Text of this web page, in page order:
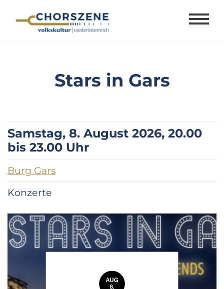
Stars in Gars
Samstag, 8. August 2026, 20.00
bis 23.00 Uhr
Burg Gars
Konzerte